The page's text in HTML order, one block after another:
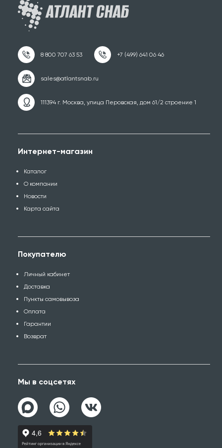
111394 г. Москва, улица Перовская, дом 61/2 строение 1
Интернет-магазин
Каталог
О компании
Новости
Карта сайта
Покупателю
Личный кабинет
Доставка
Пункты самовывоза
Оплата
Гарантии
Возврат
Мы в соцсетях